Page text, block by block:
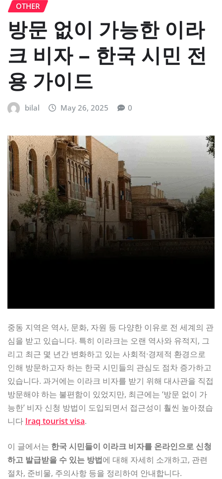
OTHER
방문 없이 가능한 이라
크 비자 – 한국 시민 전
용 가이드
bilal May 26, 2025 0
중동 지역은 역사, 문화, 자원 등 다양한 이유로 전 세계의 관
심을 받고 있습니다. 특히 이라크는 오랜 역사와 유적지, 그
리고 최근 몇 년간 변화하고 있는 사회적·경제적 환경으로
인해 방문하고자 하는 한국 시민들의 관심도 점차 증가하고
있습니다. 과거에는 이라크 비자를 받기 위해 대사관을 직접
방문해야 하는 불편함이 있었지만, 최근에는 ‘방문 없이 가
능한’ 비자 신청 방법이 도입되면서 접근성이 훨씬 높아졌습
니다 Iraq tourist visa.
이 글에서는 한국 시민들이 이라크 비자를 온라인으로 신청
하고 발급받을 수 있는 방법에 대해 자세히 소개하고, 관련
절차, 준비물, 주의사항 등을 정리하여 안내합니다.